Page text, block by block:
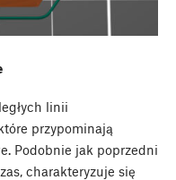
linii
przypominają
Podobnie jak poprzedni
charakteryzuje się